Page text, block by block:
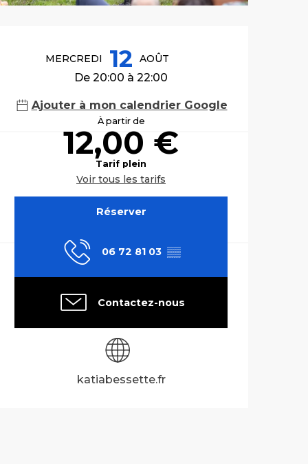
et
MERCREDI 12 AOÛT
De 20:00 à 22:00
Ajouter à mon calendrier Google
À partir de
12,00 €
Tarif plein
Voir tous les tarifs
Réserver
06 72 81 03 ▒▒
Contactez-nous
katiabessette.fr